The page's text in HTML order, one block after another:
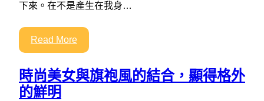
下來。在不是產生在我身…
Read More
時尚美女與旗袍風的結合，顯得格外
的鮮明